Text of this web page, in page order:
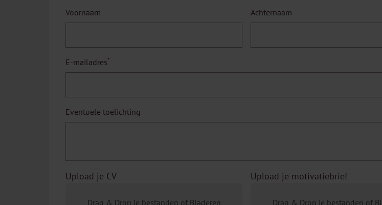
Voornaam Achternaam
E-mailadres*
Eventuele toelichting
Upload je CV
Drag & Drop je bestanden of Bladeren
Upload je motivatiebrief
Drag & Drop je bestanden of